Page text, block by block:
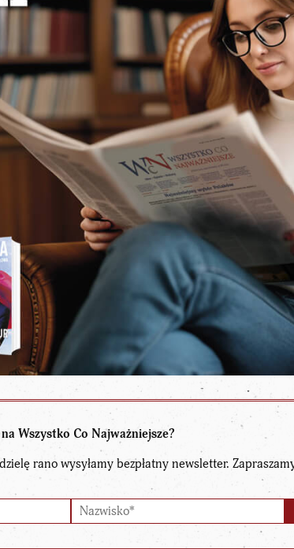
Wszystko Co Najważniejsze?
rano wysyłamy bezpłatny newsletter.